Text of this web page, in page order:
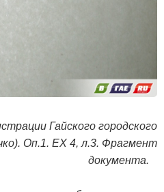
Гайского городского
Оп.1. ЕХ 4, л.3. Фрагмент
документа.